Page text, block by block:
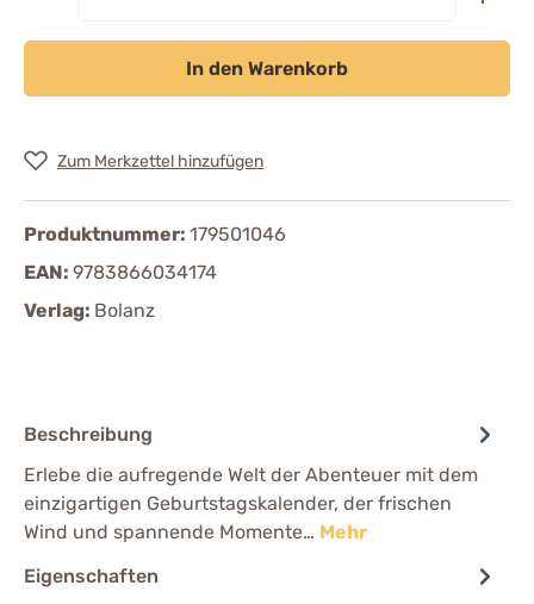
In den Warenkorb
Zum Merkzettel hinzufügen
Produktnummer: 179501046
EAN: 9783866034174
Verlag: Bolanz
Beschreibung
Erlebe die aufregende Welt der Abenteuer mit dem
einzigartigen Geburtstagskalender, der frischen
Wind und spannende Momente… Mehr
Eigenschaften